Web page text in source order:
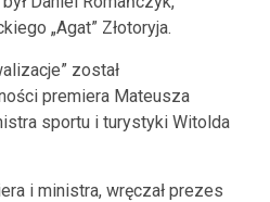
„Agat” Złotoryja.
został
premiera Mateusza
sportu i turystyki Witolda
i ministra, wręczał prezes